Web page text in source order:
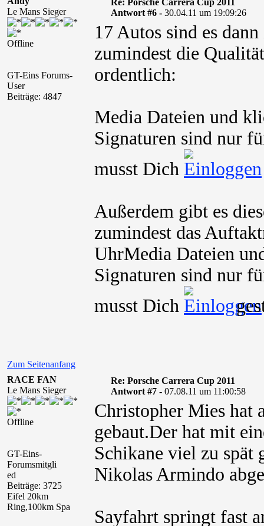
Le Mans Sieger
Offline
GT-Eins Forums-
User
Beiträge: 4847
Re: Porsche Carrera Cup 2011
Antwort #6 - 30.04.11 um 19:09:26
17 Autos sind es
zumindest die
ordentlich:
Media Dateien und
Signaturen sind nur
musst Dich
Außerdem gibt es
zumindest das
UhrMedia Dateien
Signaturen sind nur
musst Dich
Zum Seitenanfang
RACE FAN
Le Mans Sieger
Offline
GT-Eins-
Forumsmitgli
ed
Beiträge: 3725
Eifel 20km
Ring,100km Spa
Re: Porsche Carrera Cup 2011
Antwort #7 - 07.08.11 um 11:00:58
Christopher Mies hat
gebaut.Der hat mit
Schikane viel zu spät
Nikolas Armindo
Sayfahrt springt fast